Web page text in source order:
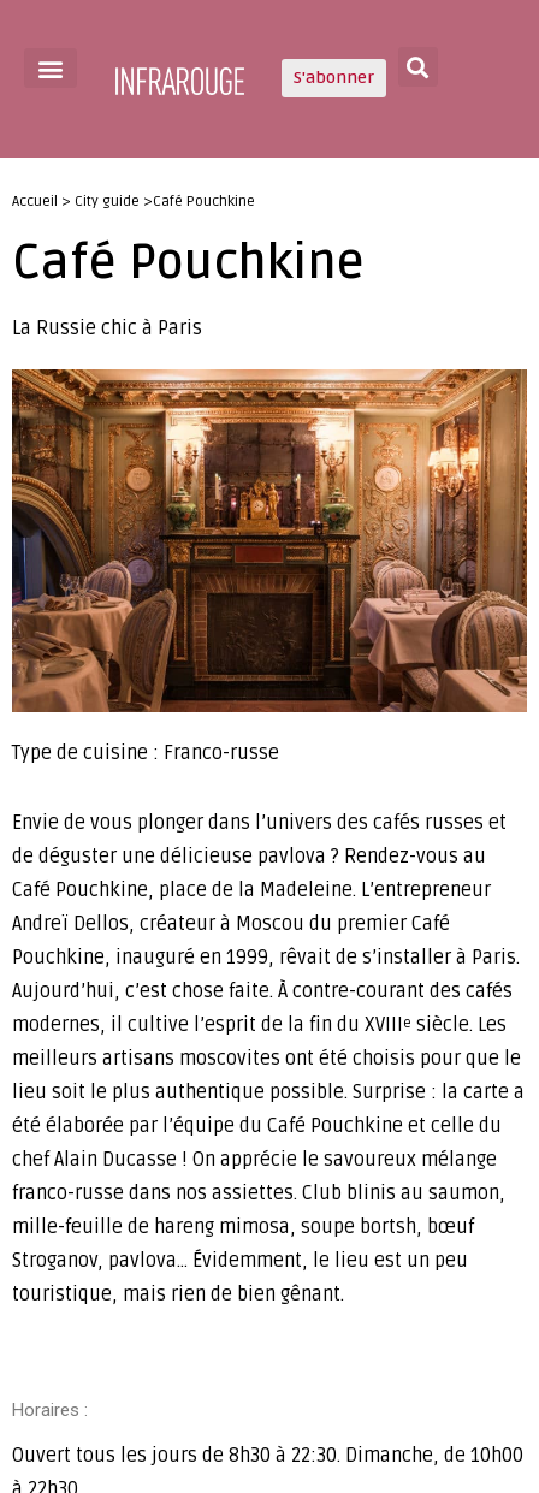
S'abonner
Accueil > City guide >Café Pouchkine
Café Pouchkine
La Russie chic à Paris
Type de cuisine : Franco-russe
Envie de vous plonger dans l’univers des cafés russes et
de déguster une délicieuse pavlova ? Rendez-vous au
Café Pouchkine, place de la Madeleine. L’entrepreneur
Andreï Dellos, créateur à Moscou du premier Café
Pouchkine, inauguré en 1999, rêvait de s’installer à Paris.
Aujourd’hui, c’est chose faite. À contre-courant des cafés
modernes, il cultive l’esprit de la fin du XVIII e siècle. Les
meilleurs artisans moscovites ont été choisis pour que le
lieu soit le plus authentique possible. Surprise : la carte a
été élaborée par l’équipe du Café Pouchkine et celle du
chef Alain Ducasse ! On apprécie le savoureux mélange
franco-russe dans nos assiettes. Club blinis au saumon,
mille-feuille de hareng mimosa, soupe bortsh, bœuf
Stroganov, pavlova… Évidemment, le lieu est un peu
touristique, mais rien de bien gênant.
Horaires :
Ouvert tous les jours de 8h30 à 22:30. Dimanche, de 10h00